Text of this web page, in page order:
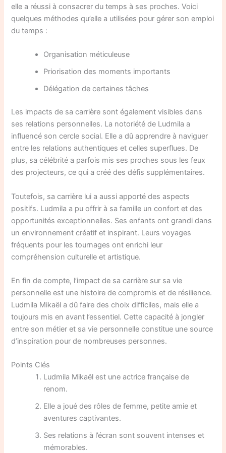
elle a réussi à consacrer du temps à ses proches. Voici
quelques méthodes qu’elle a utilisées pour gérer son emploi
du temps :
Organisation méticuleuse
Priorisation des moments importants
Délégation de certaines tâches
Les impacts de sa carrière sont également visibles dans
ses relations personnelles. La notoriété de Ludmila a
influencé son cercle social. Elle a dû apprendre à naviguer
entre les relations authentiques et celles superflues. De
plus, sa célébrité a parfois mis ses proches sous les feux
des projecteurs, ce qui a créé des défis supplémentaires.
Toutefois, sa carrière lui a aussi apporté des aspects
positifs. Ludmila a pu offrir à sa famille un confort et des
opportunités exceptionnelles. Ses enfants ont grandi dans
un environnement créatif et inspirant. Leurs voyages
fréquents pour les tournages ont enrichi leur
compréhension culturelle et artistique.
En fin de compte, l’impact de sa carrière sur sa vie
personnelle est une histoire de compromis et de résilience.
Ludmila Mikaël a dû faire des choix difficiles, mais elle a
toujours mis en avant l’essentiel. Cette capacité à jongler
entre son métier et sa vie personnelle constitue une source
d’inspiration pour de nombreuses personnes.
Points Clés
Ludmila Mikaël est une actrice française de
renom.
Elle a joué des rôles de femme, petite amie et
aventures captivantes.
Ses relations à l’écran sont souvent intenses et
mémorables.